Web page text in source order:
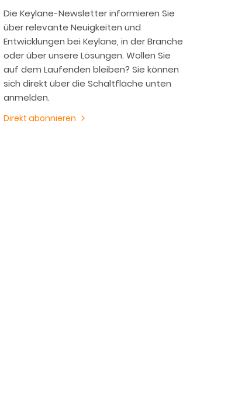
Die Keylane-Newsletter informieren Sie
über relevante Neuigkeiten und
Entwicklungen bei Keylane, in der Branche
oder über unsere Lösungen. Wollen Sie
auf dem Laufenden bleiben? Sie können
sich direkt über die Schaltfläche unten
anmelden.
Direkt abonnieren